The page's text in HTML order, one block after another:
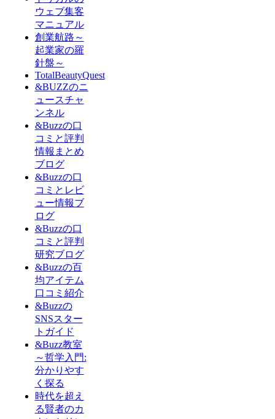
ウェブ集客
マニュアル
創業航路～
起業家の羅
針盤～
TotalBeautyQuest
&BUZZのニ
ュースチャ
ンネル
&Buzzの口
コミと評判
情報まとめ
ブログ
&Buzzの口
コミとレビ
ュー情報ブ
ログ
&Buzzの口
コミと評判
研究ブログ
&Buzzの百
均アイテム
口コミ紹介
&Buzzの
SNSスター
トガイド
&Buzz教室
～哲学入門:
分かりやす
く探る
時代を超え
る賢者のカ